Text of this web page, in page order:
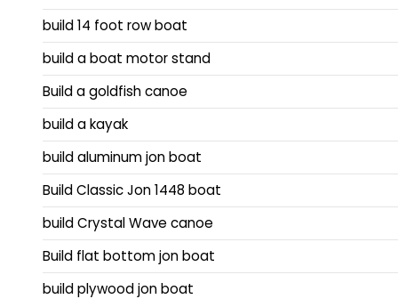
build 14 foot row boat
build a boat motor stand
Build a goldfish canoe
build a kayak
build aluminum jon boat
Build Classic Jon 1448 boat
build Crystal Wave canoe
Build flat bottom jon boat
build plywood jon boat